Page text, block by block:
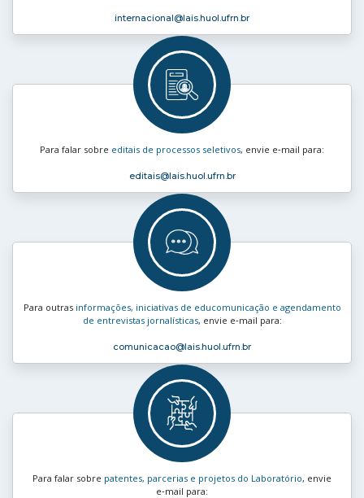
internacional@lais.huol.ufrn.br
Para falar sobre editais de processos seletivos, envie e‑mail para:
editais@lais.huol.ufrn.br
Para outras informações, iniciativas de educomunicação e agendamento
de entrevistas jornalísticas, envie e‑mail para:
comunicacao@lais.huol.ufrn.br
Para falar sobre patentes, parcerias e projetos do Laboratório, envie
e‑mail para: